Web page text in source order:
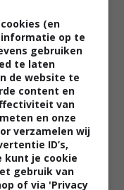
indelen van je
op een
het huis écht
wat mooie
make-over is
(en
op te
gebruiken
te laten
de website te
content en
van
en onze
verzamelen wij
ID’s,
kunt je cookie
gebruik van
of via 'Privacy